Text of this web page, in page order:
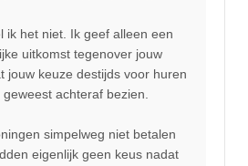
ik het niet. Ik geef alleen een
uitkomst tegenover jouw
jouw keuze destijds voor huren
achteraf bezien.
simpelweg niet betalen
eigenlijk geen keus nadat